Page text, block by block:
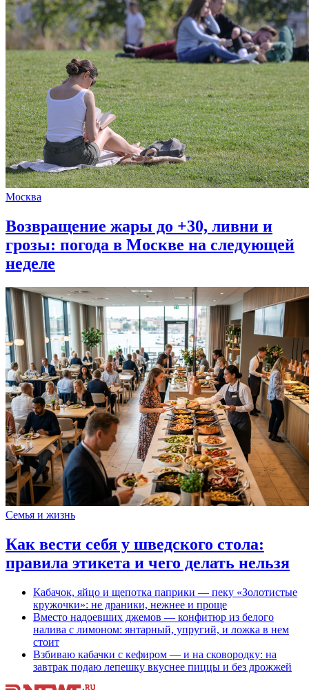
Москва
Возвращение жары до +30, ливни и
грозы: погода в Москве на следующей
неделе
Семья и жизнь
Как вести себя у шведского стола:
правила этикета и чего делать нельзя
Кабачок, яйцо и щепотка паприки — пеку «Золотистые
кружочки»: не драники, нежнее и проще
Вместо надоевших джемов — конфитюр из белого
налива с лимоном: янтарный, упругий, и ложка в нем
стоит
Взбиваю кабачки с кефиром — и на сковородку: на
завтрак подаю лепешку вкуснее пиццы и без дрожжей